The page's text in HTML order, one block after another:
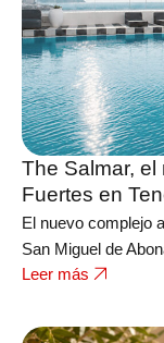
The Salmar,
El nuevo complejo
San Miguel de
Leer más